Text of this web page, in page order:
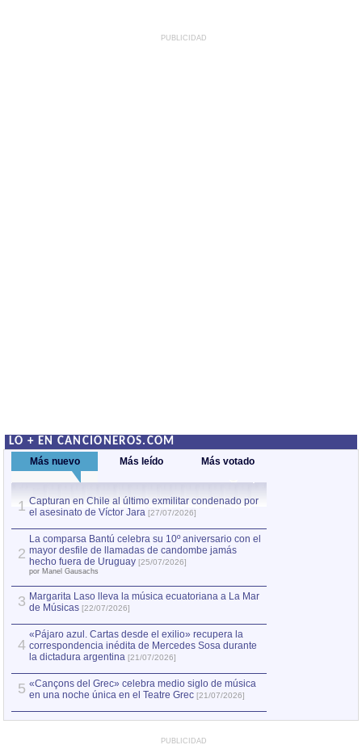
PUBLICIDAD
LO + EN CANCIONEROS.COM
Más nuevo Más leído Más votado
1 Capturan en Chile al último exmilitar condenado por
el asesinato de Víctor Jara [27/07/2026]
2
La comparsa Bantú celebra su 10º aniversario con el
mayor desfile de llamadas de candombe jamás
hecho fuera de Uruguay [25/07/2026]
por Manel Gausachs
3 Margarita Laso lleva la música ecuatoriana a La Mar
de Músicas [22/07/2026]
4
«Pájaro azul. Cartas desde el exilio» recupera la
correspondencia inédita de Mercedes Sosa durante
la dictadura argentina [21/07/2026]
5 «Cançons del Grec» celebra medio siglo de música
en una noche única en el Teatre Grec [21/07/2026]
PUBLICIDAD